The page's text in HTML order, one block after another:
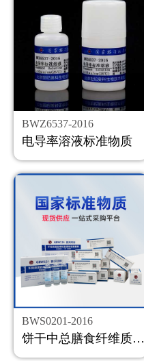
BWZ6537-2016
电导率溶液标准物质
BWS0201-2016
饼干中总膳食纤维质控样品
公司主页
购物车
会员中心
联系我们
返回主页